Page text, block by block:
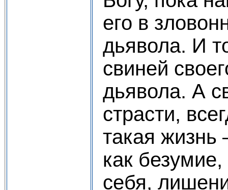
его в
дьявола. И
свиней
дьявола. А
страсти,
такая жизнь
как
себя,